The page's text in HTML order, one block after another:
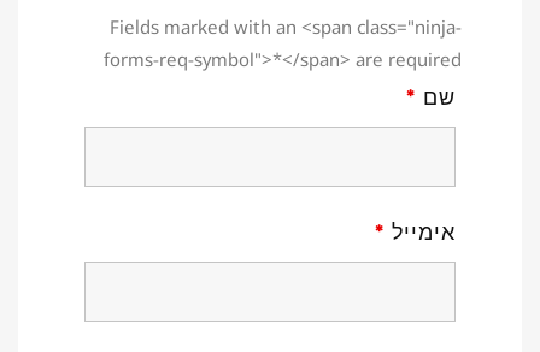
Fields marked with an <span class="ninja-
forms-req-symbol">*</span> are required
שם *
אימייל *